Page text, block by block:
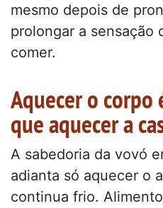
mesmo depois de
prolongar a sensação
comer.
Aquecer o corpo
que aquecer a
A sabedoria da vovó
adianta só aquecer o
continua frio.